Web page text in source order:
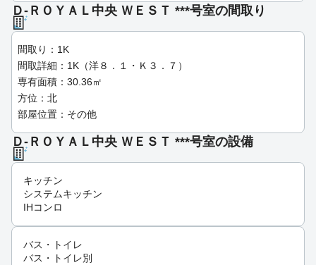
Ｄ-ＲＯＹＡＬ中央 ＷＥＳＴ ***号室の間取り
間取り：1K
間取詳細：1K（洋８．１・Ｋ３．７）
専有面積：30.36㎡
方位：北
部屋位置：その他
Ｄ-ＲＯＹＡＬ中央 ＷＥＳＴ ***号室の設備
キッチン
システムキッチン
IHコンロ
バス・トイレ
バス・トイレ別